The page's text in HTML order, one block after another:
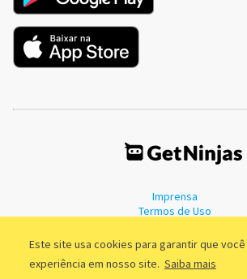
Este site usa cookies para garantir que
experiência em nosso site. Saiba mais
Imprensa
Termos de Uso